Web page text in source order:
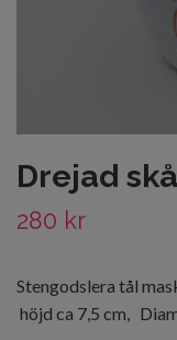
Drejad
280 kr
Stengodslera tål
höjd ca 7,5 cm,